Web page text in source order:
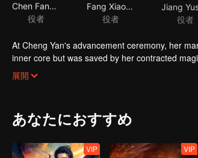
Chen Fangtong
役者
役者
役者
At Cheng Yan's advancement ceremony, her
inner core but was saved by her contracted
magical beast, Sha. Determined to avenge
Cheng Yan refined an ancient artifact to restore
marry Chen but sent him back to the demon
three realms.
展開
あなたにおすすめ
VIP VIP